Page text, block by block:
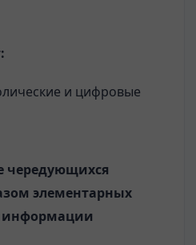
и цифровые
чередующихся
элементарных
информации